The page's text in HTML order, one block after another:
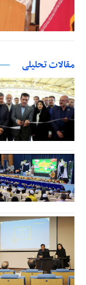
مقالات تحلیلی